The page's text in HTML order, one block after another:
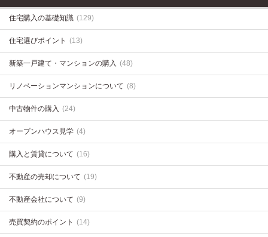
住宅購入の基礎知識 (129)
住宅選びポイント (13)
新築一戸建て・マンションの購入 (48)
リノベーションマンションについて (8)
中古物件の購入 (24)
オープンハウス見学 (4)
購入と賃貸について (16)
不動産の売却について (19)
不動産会社について (9)
売買契約のポイント (14)